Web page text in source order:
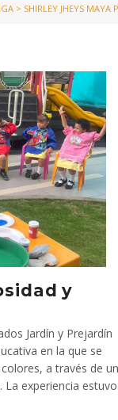
> SHIRLEY JHEYS MAYA
y
Jardín y Prejardín
en la que se
a través de un
experiencia estuvo